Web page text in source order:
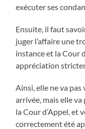
exécuter ses
Ensuite, il faut
juger l’affaire une
instance et la Cour
appréciation
Ainsi, elle ne va
arrivée, mais elle
la Cour d’Appel, et
correctement été